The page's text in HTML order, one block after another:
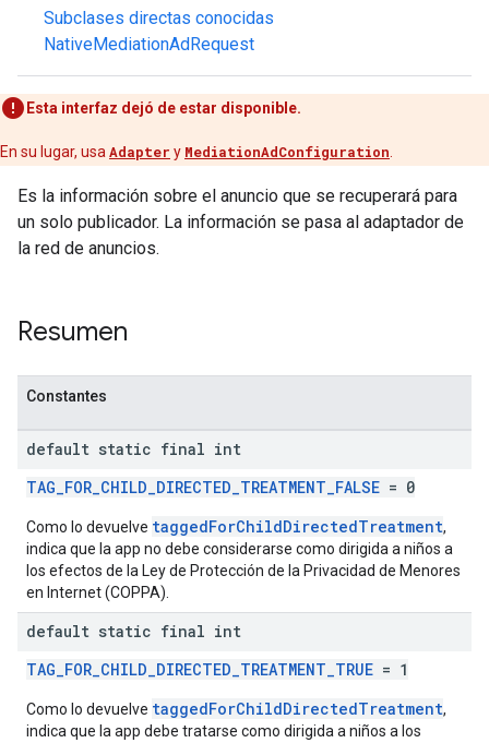
Subclases directas conocidas
NativeMediationAdRequest
Esta interfaz dejó de estar disponible.
En su lugar, usa Adapter y MediationAdConfiguration
Es la información sobre el anuncio que se recuperará para
un solo publicador. La información se pasa al adaptador de
la red de anuncios.
Resumen
Constantes
default static final int
TAG_FOR_CHILD_DIRECTED_TREATMENT_FALSE = 0
Como lo devuelve taggedForChildDirectedTreatment,
indica que la app no debe considerarse como dirigida a niños a
los efectos de la Ley de Protección de la Privacidad de Menores
en Internet (COPPA).
default static final int
TAG_FOR_CHILD_DIRECTED_TREATMENT_TRUE = 1
Como lo devuelve taggedForChildDirectedTreatment,
indica que la app debe tratarse como dirigida a niños a los